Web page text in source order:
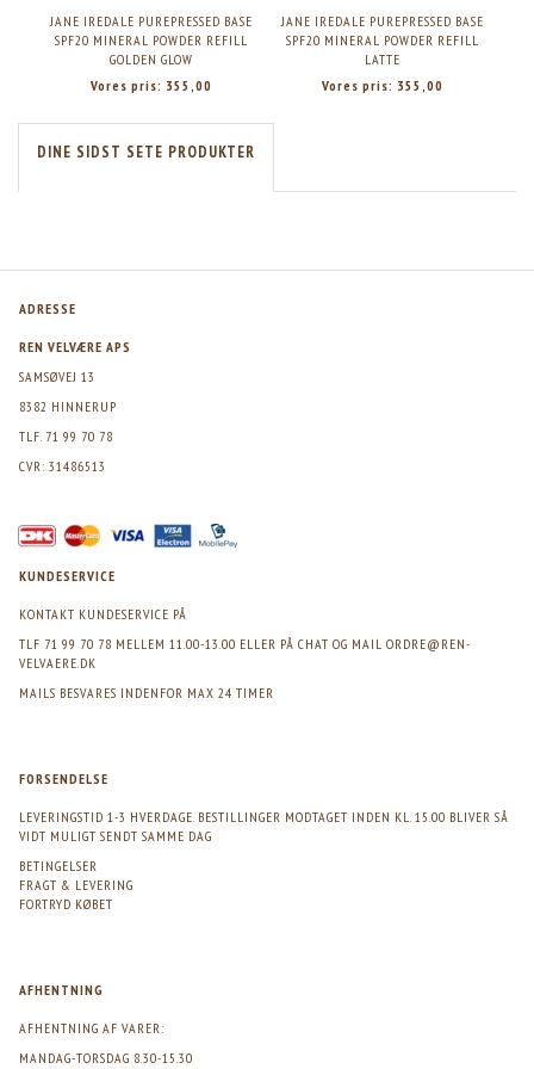
JANE IREDALE PUREPRESSED BASE
SPF20 MINERAL POWDER REFILL
GOLDEN GLOW
Vores pris: 355,00
JANE IREDALE PUREPRESSED BASE
SPF20 MINERAL POWDER REFILL
LATTE
Vores pris: 355,00
DINE SIDST SETE PRODUKTER
ADRESSE
REN VELVÆRE APS
SAMSØVEJ 13
8382 HINNERUP
TLF. 71 99 70 78
CVR: 31486513
KUNDESERVICE
KONTAKT KUNDESERVICE PÅ
TLF 71 99 70 78 MELLEM 11.00-13.00 ELLER PÅ CHAT OG MAIL ORDRE@REN-
VELVAERE.DK
MAILS BESVARES INDENFOR MAX 24 TIMER
FORSENDELSE
LEVERINGSTID 1-3 HVERDAGE. BESTILLINGER MODTAGET INDEN KL. 15.00 BLIVER SÅ
VIDT MULIGT SENDT SAMME DAG
BETINGELSER
FRAGT & LEVERING
FORTRYD KØBET
AFHENTNING
AFHENTNING AF VARER:
MANDAG-TORSDAG 8.30-15.30